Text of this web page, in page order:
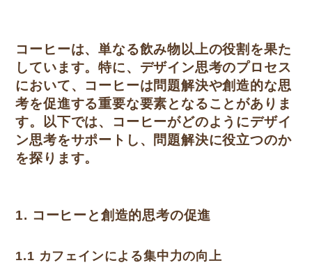
コーヒーは、単なる飲み物以上の役割を果た
しています。特に、デザイン思考のプロセス
において、コーヒーは問題解決や創造的な思
考を促進する重要な要素となることがありま
す。以下では、コーヒーがどのようにデザイ
ン思考をサポートし、問題解決に役立つのか
を探ります。
1. コーヒーと創造的思考の促進
1.1 カフェインによる集中力の向上